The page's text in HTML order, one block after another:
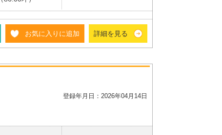
お気に入りに追加 詳細を見る
登録年月日：2026年04月14日